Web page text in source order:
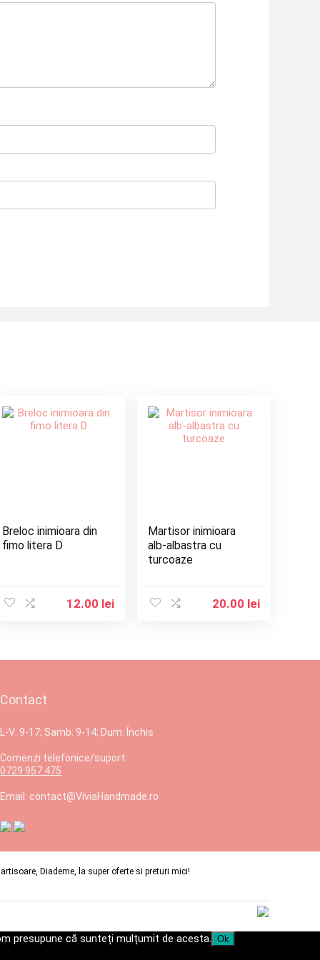
Breloc inimioara din
fimo litera D
12.00 lei
Martisor inimioara
alb-albastra cu
turcoaze
20.00 lei
Contact
L-V: 9-17; Samb: 9-14; Dum: Închis
Comenzi telefonice/suport:
0729 957 475
Email: contact@ViviaHandmade.ro
Diademe, la super oferte si preturi mici!
presupune că sunteți mulțumit de acesta. Ok